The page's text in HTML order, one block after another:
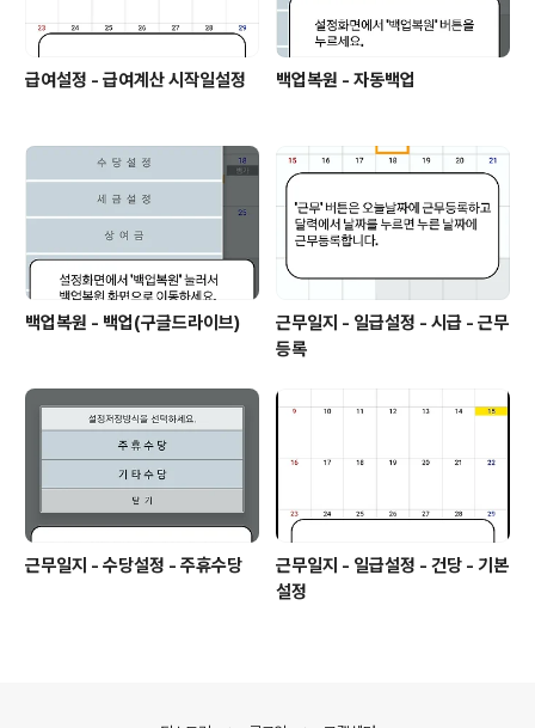
급여설정 - 급여계산 시작일설정 백업복원 - 자동백업
백업복원 - 백업(구글드라이브)
근무일지 - 일급설정 - 시급 - 근무
등록
근무일지 - 수당설정 - 주휴수당
근무일지 - 일급설정 - 건당 - 기본
설정